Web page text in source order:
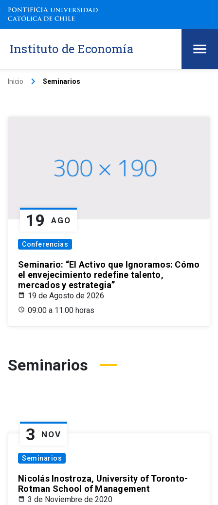
Instituto de Economía
Inicio keyboard_arrow_right Seminarios
19 AGO
Conferencias
Seminario: “El Activo que Ignoramos: Cómo
el envejecimiento redefine talento,
mercados y estrategia”
19 de Agosto de 2026
09:00 a 11:00 horas
Seminarios
3 NOV
Seminarios
Nicolás Inostroza, University of Toronto-
Rotman School of Management
3 de Noviembre de 2020